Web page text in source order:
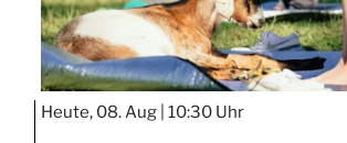
Heute, 08. Aug | 10:30 Uhr